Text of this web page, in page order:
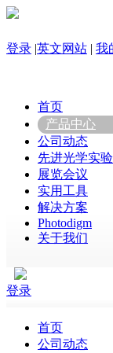
登录 |英文网站 | 我
首页
产品中心
公司动态
先进光学实
展览会议
实用工具
解决方案
Photodigm
关于我们
登录
首页
公司动态